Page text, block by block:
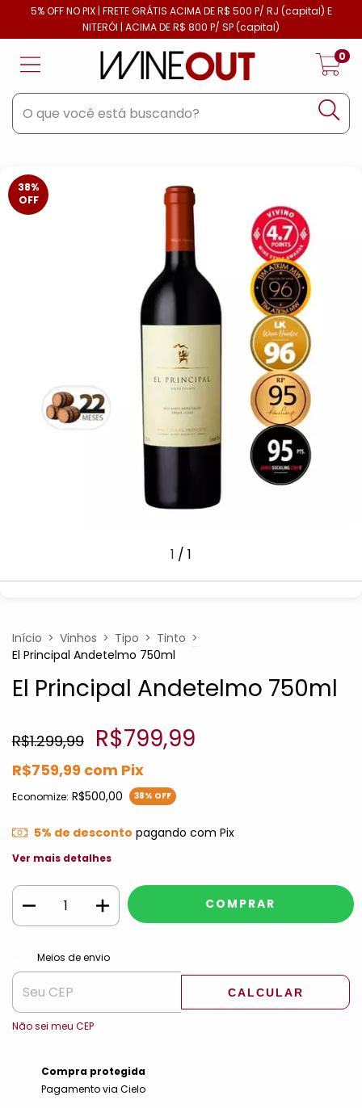
5% OFF NO PIX | FRETE GRÁTIS ACIMA DE R$ 500 P/ RJ (capital) E
NITERÓI | ACIMA DE R$ 800 P/ SP (capital)
0
38%
OFF
1 / 1
Início > Vinhos > Tipo > Tinto >
El Principal Andetelmo 750ml
El Principal Andetelmo 750ml
R$1.299,99 R$799,99
R$759,99 com Pix
Economize: R$500,00 38% OFF
5% de desconto pagando com Pix
Ver mais detalhes
Entregas para o CEP:
Meios de envio
CALCULAR
Não sei meu CEP
Compra protegida
Pagamento via Cielo